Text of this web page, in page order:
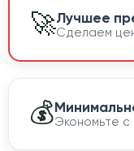
🚀Лучшее
Сделаем
💰Экономьте с